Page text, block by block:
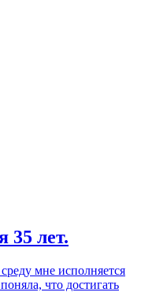
35 лет.
мне исполняется
что достигать